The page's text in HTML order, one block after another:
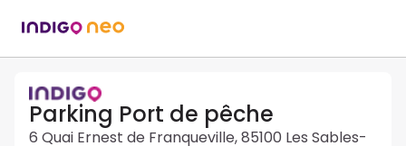
Parking Port de pêche
6 Quai Ernest de Franqueville, 85100 Les Sables-